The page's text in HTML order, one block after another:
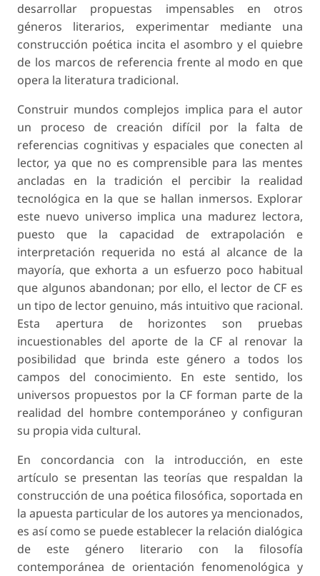
desarrollar propuestas impensables en otros
géneros literarios, experimentar mediante una
construcción poética incita el asombro y el quiebre
de los marcos de referencia frente al modo en que
opera la literatura tradicional.
Construir mundos complejos implica para el autor
un proceso de creación difícil por la falta de
referencias cognitivas y espaciales que conecten al
lector, ya que no es comprensible para las mentes
ancladas en la tradición el percibir la realidad
tecnológica en la que se hallan inmersos. Explorar
este nuevo universo implica una madurez lectora,
puesto que la capacidad de extrapolación e
interpretación requerida no está al alcance de la
mayoría, que exhorta a un esfuerzo poco habitual
que algunos abandonan; por ello, el lector de CF es
un tipo de lector genuino, más intuitivo que racional.
Esta apertura de horizontes son pruebas
incuestionables del aporte de la CF al renovar la
posibilidad que brinda este género a todos los
campos del conocimiento. En este sentido, los
universos propuestos por la CF forman parte de la
realidad del hombre contemporáneo y configuran
su propia vida cultural.
En concordancia con la introducción, en este
artículo se presentan las teorías que respaldan la
construcción de una poética filosófica, soportada en
la apuesta particular de los autores ya mencionados,
es así como se puede establecer la relación dialógica
de este género literario con la filosofía
contemporánea de orientación fenomenológica y